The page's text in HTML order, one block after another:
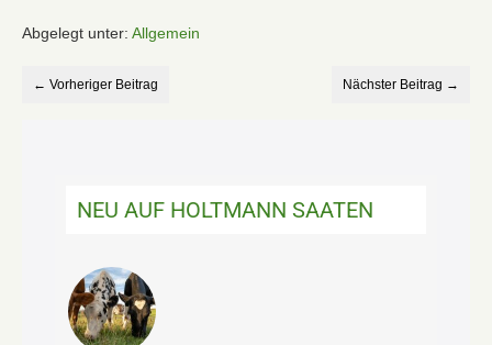
Abgelegt unter: Allgemein
← Vorheriger Beitrag Nächster Beitrag →
NEU AUF HOLTMANN SAATEN